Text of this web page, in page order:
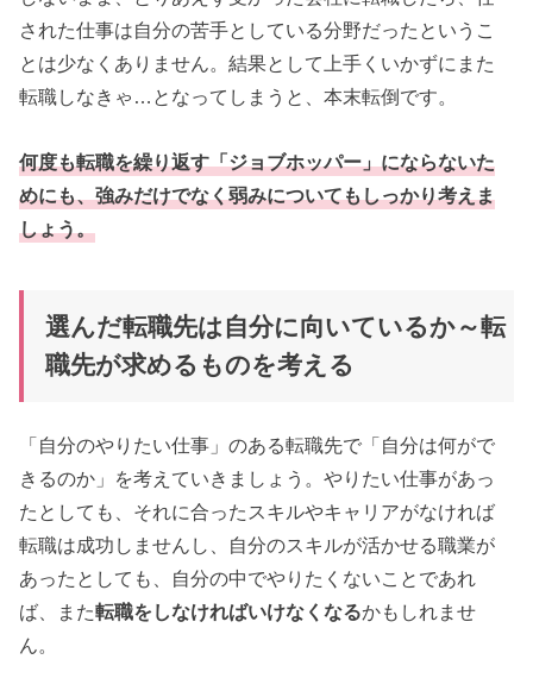
された仕事は自分の苦手としている分野だったというこ
とは少なくありません。結果として上手くいかずにまた
転職しなきゃ…となってしまうと、本末転倒です。
何度も転職を繰り返す「ジョブホッパー」にならないた
めにも、強みだけでなく弱みについてもしっかり考えま
しょう。
選んだ転職先は自分に向いているか～転
職先が求めるものを考える
「自分のやりたい仕事」のある転職先で「自分は何がで
きるのか」を考えていきましょう。やりたい仕事があっ
たとしても、それに合ったスキルやキャリアがなければ
転職は成功しませんし、自分のスキルが活かせる職業が
あったとしても、自分の中でやりたくないことであれ
ば、また転職をしなければいけなくなるかもしれませ
ん。